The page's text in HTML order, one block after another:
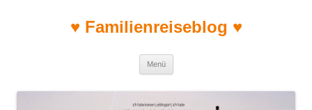
♥ Familienreiseblog ♥
Menü